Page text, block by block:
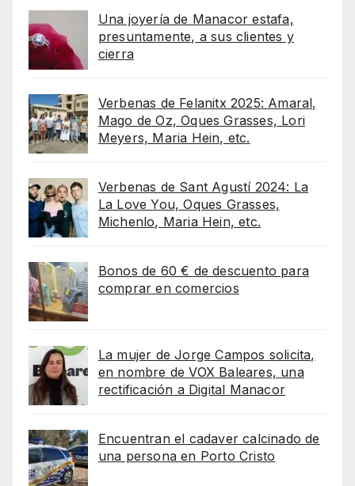
Una joyería de Manacor estafa,
presuntamente, a sus clientes y
cierra
Verbenas de Felanitx 2025: Amaral,
Mago de Oz, Oques Grasses, Lori
Meyers, Maria Hein, etc.
Verbenas de Sant Agustí 2024: La
La Love You, Oques Grasses,
Michenlo, Maria Hein, etc.
Bonos de 60 € de descuento para
comprar en comercios
La mujer de Jorge Campos solicita,
en nombre de VOX Baleares, una
rectificación a Digital Manacor
Encuentran el cadaver calcinado de
una persona en Porto Cristo